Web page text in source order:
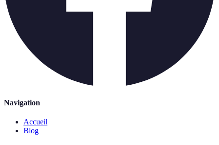
Navigation
Accueil
Blog